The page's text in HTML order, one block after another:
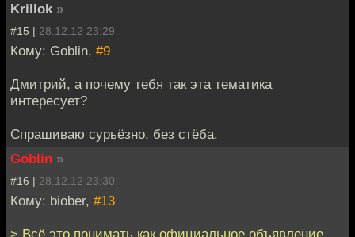
Krillok »
#15 | 28.12.12 23:29
Кому: Goblin, #9
Дмитрий, а почему тебя так эта тематика
интересует?
Спрашиваю сурьёзно, без стёба.
Goblin »
#16 | 28.12.12 23:30
Кому: biober, #13